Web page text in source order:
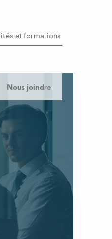
et formations
Nous joindre